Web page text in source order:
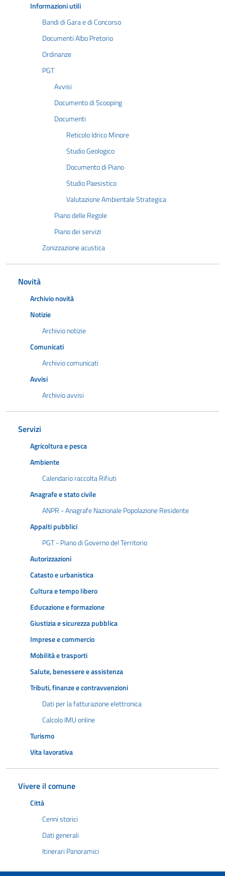
Informazioni utili
Bandi di Gara e di Concorso
Documenti Albo Pretorio
Ordinanze
PGT
Avvisi
Documento di Scooping
Documenti
Reticolo Idrico Minore
Studio Geologico
Documento di Piano
Studio Paesistico
Valutazione Ambientale Strategica
Piano delle Regole
Piano dei servizi
Zonizzazione acustica
Novità
Archivio novità
Notizie
Archivio notizie
Comunicati
Archivio comunicati
Avvisi
Archivio avvisi
Servizi
Agricoltura e pesca
Ambiente
Calendario raccolta Rifiuti
Anagrafe e stato civile
ANPR - Anagrafe Nazionale Popolazione Residente
Appalti pubblici
PGT - Piano di Governo del Territorio
Autorizzazioni
Catasto e urbanistica
Cultura e tempo libero
Educazione e formazione
Giustizia e sicurezza pubblica
Imprese e commercio
Mobilità e trasporti
Salute, benessere e assistenza
Tributi, finanze e contravvenzioni
Dati per la fatturazione elettronica
Calcolo IMU online
Turismo
Vita lavorativa
Vivere il comune
Città
Cenni storici
Dati generali
Itinerari Panoramici